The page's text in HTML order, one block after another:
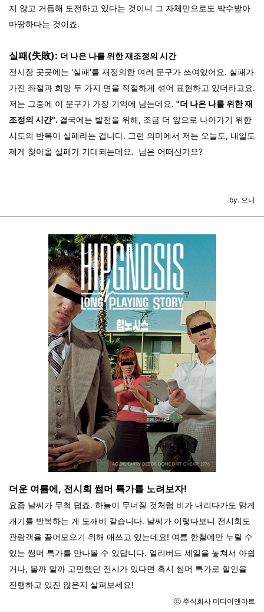
지 않고 거듭해 도전하고 있다는 것이니 그 자체만으로도 박수받아
마땅하다는 것이죠.
실패(失敗): 더 나은 나를 위한 재조정의 시간
전시장 곳곳에는 '실패'를 재정의한 여러 문구가 쓰여있어요. 실패가
가진 좌절과 희망 두 가지 면을 적절하게 섞어 표현하고 있더라고요.
저는 그중에 이 문구가 가장 기억에 남는데요. "더 나은 나를 위한 재
조정의 시간". 결국에는 발전을 위해, 조금 더 앞으로 나아가기 위한
시도의 반복이 실패라는 겁니다. 그런 의미에서 저는 오늘도, 내일도
제게 찾아올 실패가 기대되는데요. 님은 어떠신가요?
by. 으니
더운 여름에, 전시회 썸머 특가를 노려보자!
요즘 날씨가 무척 덥죠. 하늘이 무너질 것처럼 비가 내리다가도 맑게
개기를 반복하는 게 도깨비 같습니다. 날씨가 이렇다보니 전시회도
관람객을 끌어모으기 위해 애쓰고 있는데요! 여름 한철에만 누릴 수
있는 썸머 특가를 만나볼 수 있답니다. 얼리버드 세일을 놓쳐서 아쉽
거나, 볼까 말까 고민했던 전시가 있다면 혹시 썸머 특가로 할인을
진행하고 있진 않은지 살펴보세요!
ⓒ 주식회사 미디어앤아트